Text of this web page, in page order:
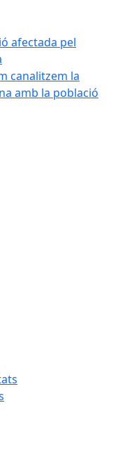
afectada pel
canalitzem la
amb la població